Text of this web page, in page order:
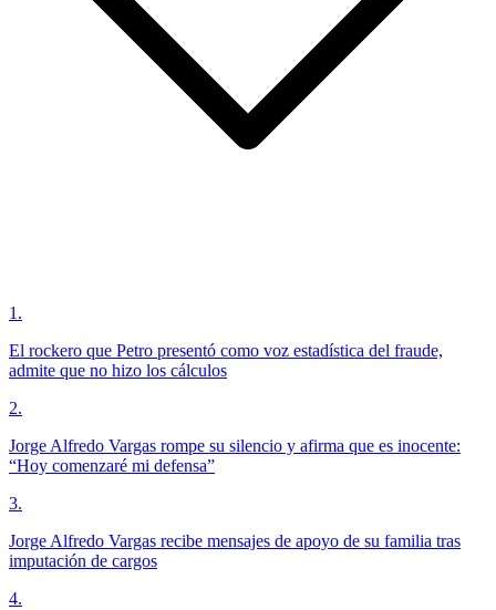
1 .
El rockero que Petro presentó como voz estadística del fraude,
admite que no hizo los cálculos
2.
Jorge Alfredo Vargas rompe su silencio y afirma que es inocente:
“Hoy comenzaré mi defensa”
3.
Jorge Alfredo Vargas recibe mensajes de apoyo de su familia tras
imputación de cargos
4.